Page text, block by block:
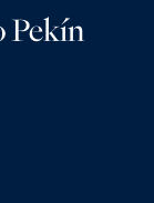
Pekín